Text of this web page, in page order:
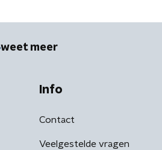
met Amerikaanse
weet meer
Info
Contact
Veelgestelde vragen